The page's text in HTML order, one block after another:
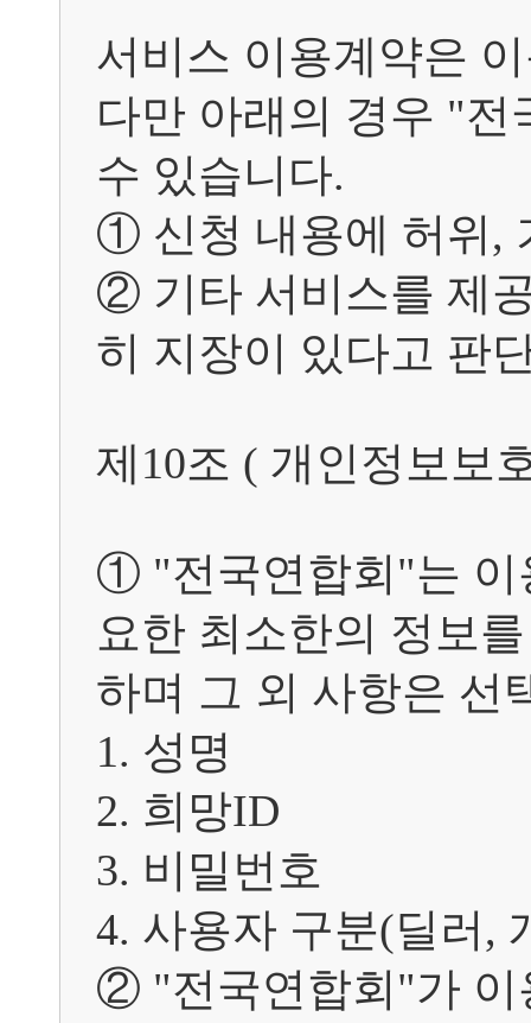
서비스 이용계약은
다만 아래의 경우 "
수 있습니다.
① 신청 내용에 허위,
② 기타 서비스를 제
히 지장이 있다고 판
제10조 ( 개인정보보
① "전국연합회"는 이
요한 최소한의 정보
하며 그 외 사항은 선
1. 성명
2. 희망ID
3. 비밀번호
4. 사용자 구분(딜러,
② "전국연합회"가 이